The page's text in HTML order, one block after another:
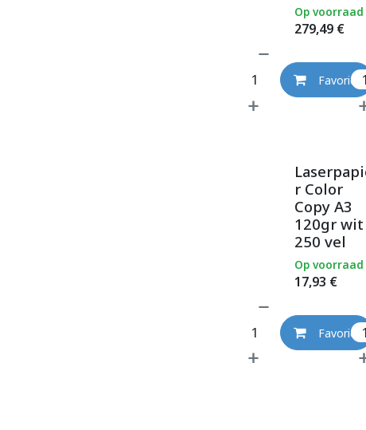
279,49 €
Op voorraad
Favoriet
r Color
Copy A3
120gr wit
250 vel
17,93 €
Op voorraad
Favoriet